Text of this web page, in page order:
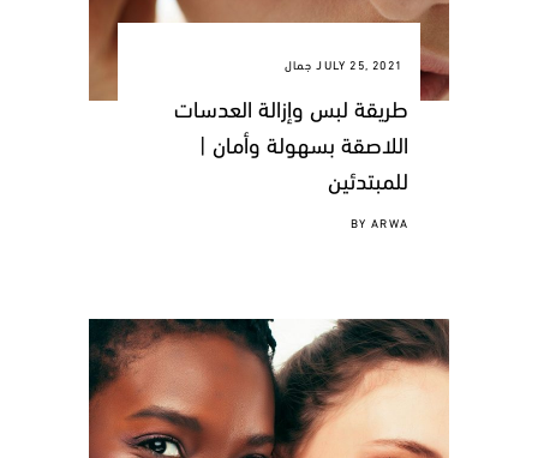
JULY 25, 2021 جمال
طريقة لبس وإزالة العدسات
اللاصقة بسهولة وأمان |
للمبتدئين
BYARWA